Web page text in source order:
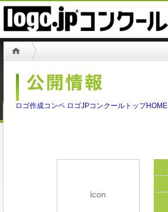
ロゴ作成コンペ ロゴJPコンクールトップHOME